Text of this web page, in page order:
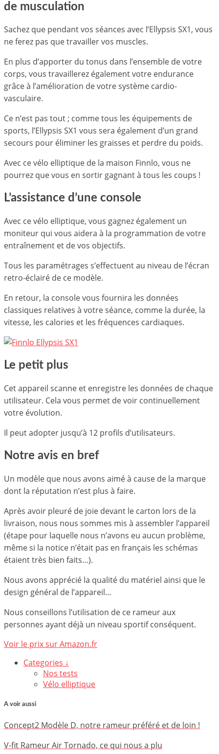
de musculation
Sachez que pendant vos séances avec l’Ellypsis SX1, vous
ne ferez pas que travailler vos muscles.
En plus d’apporter du tonus dans l’ensemble de votre
corps, vous travaillerez également votre endurance
grâce à l’amélioration de votre système cardio-
vasculaire.
Ce n’est pas tout ; comme tous les équipements de
sports, l’Ellypsis SX1 vous sera également d’un grand
secours pour éliminer les graisses et perdre du poids.
Avec ce vélo elliptique de la maison Finnlo, vous ne
pourrez que vous en sortir gagnant à tous les coups !
L’assistance d’une console
Avec ce vélo elliptique, vous gagnez également un
moniteur qui vous aidera à la programmation de votre
entraînement et de vos objectifs.
Tous les paramétrages s’effectuent au niveau de l’écran
retro-éclairé de ce modèle.
En retour, la console vous fournira les données
classiques relatives à votre séance, comme la durée, la
vitesse, les calories et les fréquences cardiaques.
Le petit plus
Cet appareil scanne et enregistre les données de chaque
utilisateur. Cela vous permet de voir continuellement
votre évolution.
Il peut adopter jusqu’à 12 profils d’utilisateurs.
Notre avis en bref
Un modèle que nous avons aimé à cause de la marque
dont la réputation n’est plus à faire.
Après avoir pleuré de joie devant le carton lors de la
livraison, nous nous sommes mis à assembler l’appareil
(étape pour laquelle nous n’avons eu aucun problème,
même si la notice n’était pas en français les schémas
étaient très bien faits…).
Nous avons apprécié la qualité du matériel ainsi que le
design général de l’appareil…
Nous conseillons l’utilisation de ce rameur aux
personnes ayant déjà un niveau sportif conséquent.
Voir le prix sur Amazon.fr
Categories ↓
Nos tests
Vélo elliptique
A voir aussi
Concept2 Modèle D, notre rameur préféré et de loin !
V-fit Rameur Air Tornado, ce qui nous a plu